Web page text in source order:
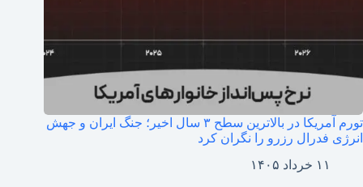
تورم آمریکا در بالاترین سطح ۳ سال اخیر؛ جنگ ایران و جهش
انرژی فدرال رزرو را نگران کرد
۱۱ خرداد ۱۴۰۵